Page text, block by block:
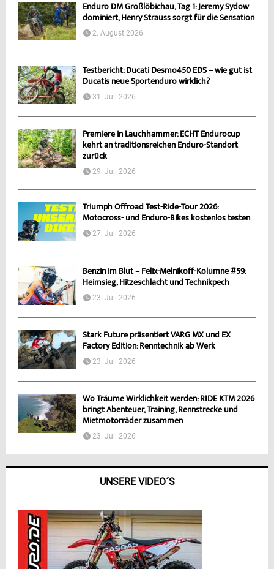
Enduro DM Großlöbichau, Tag 1: Jeremy Sydow
dominiert, Henry Strauss sorgt für die Sensation
2. August 2026
Testbericht: Ducati Desmo450 EDS – wie gut ist
Ducatis neue Sportenduro wirklich?
31. Juli 2026
Premiere in Lauchhammer: ECHT Endurocup
kehrt an traditionsreichen Enduro-Standort
zurück
29. Juli 2026
Triumph Offroad Test-Ride-Tour 2026:
Motocross- und Enduro-Bikes kostenlos testen
27. Juli 2026
Benzin im Blut – Felix-Melnikoff-Kolumne #59:
Heimsieg, Hitzeschlacht und Technikpech
23. Juli 2026
Stark Future präsentiert VARG MX und EX
Factory Edition: Renntechnik ab Werk
23. Juli 2026
Wo Träume Wirklichkeit werden: RIDE KTM 2026
bringt Abenteuer, Training, Rennstrecke und
Mietmotorräder zusammen
23. Juli 2026
UNSERE VIDEO´S